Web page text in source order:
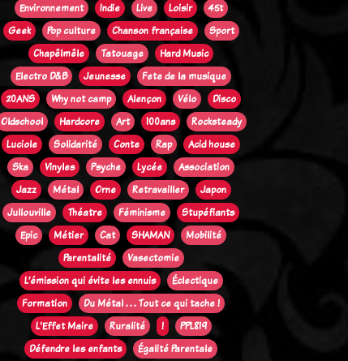
Environnement
Indie Live Loisir
45t
Geek
Pop culture Chanson française
Sport
Chapêlmêle
Tatouage
Hard Music
Electro D&B
Jeunesse
Fete de la musique
20ANS
Why not camp Alençon Vélo
Disco
Oldschool
Hardcore Art 100ans
Rocksteady
Luciole
Solidarité Conte Rap
Acid house
Ska
Vinyles Psyche Lycée
Association
Jazz
Métal Orne Retravailler
Japon
Jullouville
Théatre Féminisme
Stupéfiants
Epic
Métier Cat SHAMAN
Mobilité
Parentalité
Vasectomie
L’émission qui évite les ennuis
Éclectique
Formation
Du Métal . . . Tout ce qui tache !
L'Effet Maire
Ruralité !
PPL819
Défendre les enfants
Égalité Parentale